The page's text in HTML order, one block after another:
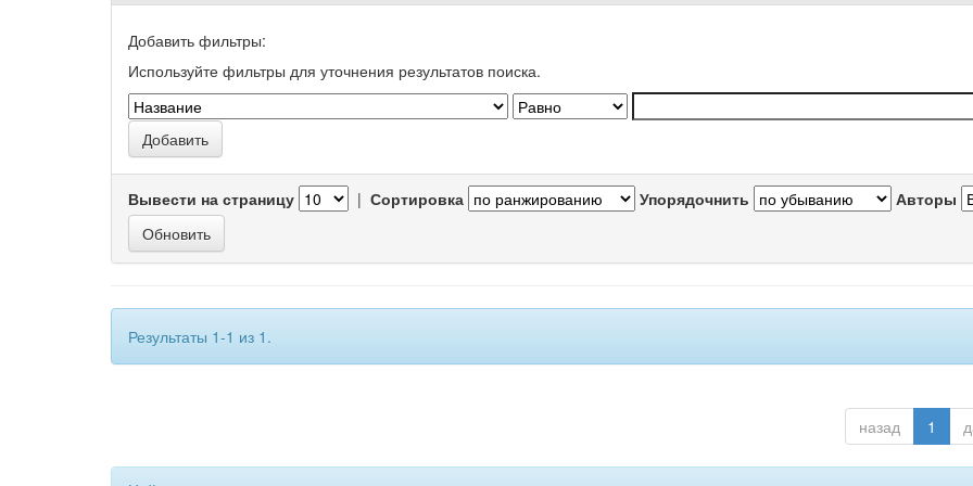
Добавить фильтры:
Используйте фильтры для уточнения результатов поиска.
Вывести на страницу | Сортировка Упорядочнить Авторы
Результаты 1-1 из 1.
назад 1